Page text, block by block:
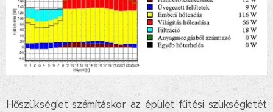
Hőszükséglet számításkor az épület fűtési szükségletét